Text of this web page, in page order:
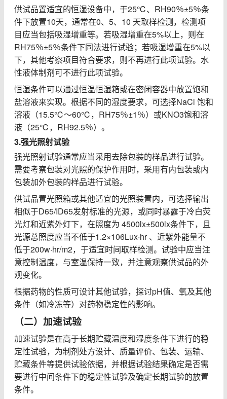
供试品置适宜的恒湿设备中，于25℃、 RH90％±5％条
件下放置10天，通常在0、 5、 10 天取样检测，检测项
目应当包括吸湿增重等。若吸湿增重在5%以上，则在
RH75％±5％条件下同法进行试验；若吸湿增重在5%以
下，其他考察项目符合要求，则不再进行此项试验。水
性液体制剂可不进行此项试验。
恒湿条件可以通过恒温恒湿箱或在密闭容器中放置饱和
盐溶液来实现。根据不同的湿度要求，可选择NaCl 饱和
溶液（15.5℃～60℃， RH75％±1％）或KNO3饱和溶
液（25℃， RH92.5％）。
3.强光照射试验
强光照射试验通常应当采用去除包装的样品进行试验。
需要考察包装对光照的保护作用时，采用有内包装或内
包装加外包装的样品进行试验。
供试品置光照箱或其他适宜的光照装置内，可选择输出
相似于D65/ID65发射标准的光源，或同时暴露于冷白荧
光灯和近紫外灯下，在照度为 4500lx±500lx条件下，且
光源总照度应当不低于1.2×106Lux·hr、近紫外能量不
低于200w·hr/m2，于适宜时间取样检测。试验中应当注
意控制温度，与室温保持一致，并注意观察供试品的外
观变化。
根据药物的性质可设计其他试验，探讨pH值、氧及其他
条件（如冷冻等）对药物稳定性的影响。
（二）加速试验
加速试验是在高于长期贮藏温度和湿度条件下进行的稳
定性试验，为制剂处方设计、质量评价、包装、运输、
贮藏条件等提供试验依据，并根据试验结果确定是否需
要进行中间条件下的稳定性试验及确定长期试验的放置
条件。